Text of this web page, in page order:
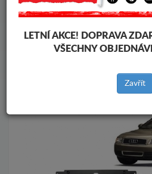
Značky vozidel
Zpět na
LETNÍ AKCE! DOPRAVA
VŠECHNY
Zavřít